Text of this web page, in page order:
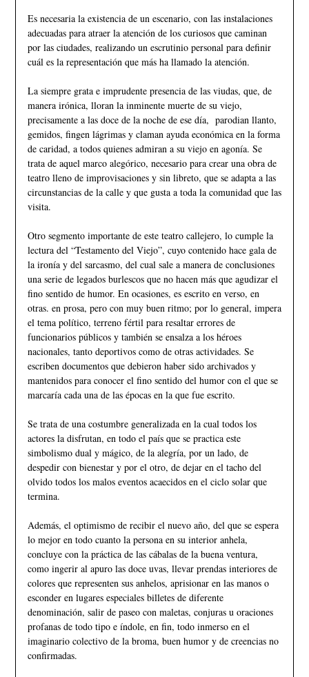
Es necesaria la existencia de un escenario, con las instalaciones
adecuadas para atraer la atención de los curiosos que caminan
por las ciudades, realizando un escrutinio personal para definir
cuál es la representación que más ha llamado la atención.
La siempre grata e imprudente presencia de las viudas, que, de
manera irónica, lloran la inminente muerte de su viejo,
precisamente a las doce de la noche de ese día, parodian llanto,
gemidos, fingen lágrimas y claman ayuda económica en la forma
de caridad, a todos quienes admiran a su viejo en agonía. Se
trata de aquel marco alegórico, necesario para crear una obra de
teatro lleno de improvisaciones y sin libreto, que se adapta a las
circunstancias de la calle y que gusta a toda la comunidad que las
visita.
Otro segmento importante de este teatro callejero, lo cumple la
lectura del “Testamento del Viejo”, cuyo contenido hace gala de
la ironía y del sarcasmo, del cual sale a manera de conclusiones
una serie de legados burlescos que no hacen más que agudizar el
fino sentido de humor. En ocasiones, es escrito en verso, en
otras. en prosa, pero con muy buen ritmo; por lo general, impera
el tema político, terreno fértil para resaltar errores de
funcionarios públicos y también se ensalza a los héroes
nacionales, tanto deportivos como de otras actividades. Se
escriben documentos que debieron haber sido archivados y
mantenidos para conocer el fino sentido del humor con el que se
marcaría cada una de las épocas en la que fue escrito.
Se trata de una costumbre generalizada en la cual todos los
actores la disfrutan, en todo el país que se practica este
simbolismo dual y mágico, de la alegría, por un lado, de
despedir con bienestar y por el otro, de dejar en el tacho del
olvido todos los malos eventos acaecidos en el ciclo solar que
termina.
Además, el optimismo de recibir el nuevo año, del que se espera
lo mejor en todo cuanto la persona en su interior anhela,
concluye con la práctica de las cábalas de la buena ventura,
como ingerir al apuro las doce uvas, llevar prendas interiores de
colores que representen sus anhelos, aprisionar en las manos o
esconder en lugares especiales billetes de diferente
denominación, salir de paseo con maletas, conjuras u oraciones
profanas de todo tipo e índole, en fin, todo inmerso en el
imaginario colectivo de la broma, buen humor y de creencias no
confirmadas.